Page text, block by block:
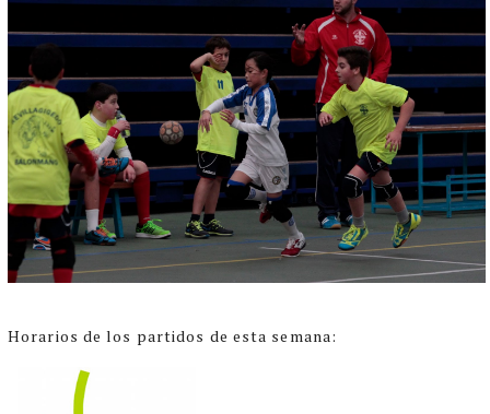
Horarios de los partidos de esta semana: